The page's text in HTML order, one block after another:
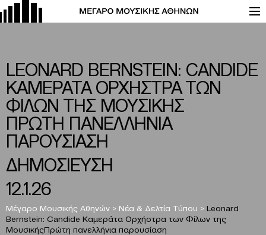
LEONARD BERNSTEIN: CANDIDE
ΚΑΜΕΡΑΤΑ ΟΡΧΗΣΤΡΑ ΤΩΝ
ΦΙΛΩΝ ΤΗΣ ΜΟΥΣΙΚΗΣ
ΠΡΩΤΗ ΠΑΝΕΛΛΗΝΙΑ
ΠΑΡΟΥΣΙΑΣΗ
ΔΗΜΟΣΙΕΥΣΗ
12.1.26
Μέγαρο Μουσικής Αθηνών > Νέα & Δελτία Τύπου > Leonard
Bernstein: Candide Καμεράτα Ορχήστρα των Φίλων της
ΜουσικήςΠρώτη πανελλήνια παρουσίαση